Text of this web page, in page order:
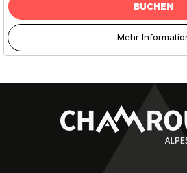
BUCHEN
Mehr